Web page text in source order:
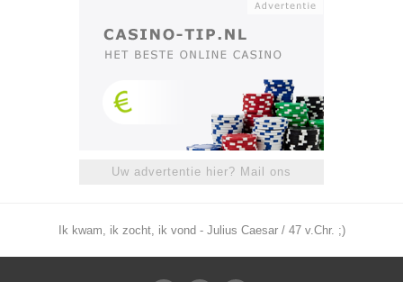
Uw advertentie hier? Mail ons
Ik kwam, ik zocht, ik vond - Julius Caesar / 47 v.Chr. ;)